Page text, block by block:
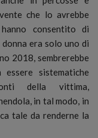
che lo avrebbe
consentito di
era solo uno di
2018, sembrerebbe
sistematiche
della vittima,
in tal modo, in
tale da renderne la